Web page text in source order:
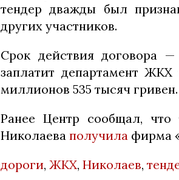
тендер дважды был
других участников.
Срок действия договора
заплатит департамент
миллионов 535 тысяч гривен.
Ранее Центр сообщал, что
Николаева получила фирма
дороги, ЖКХ, Николаев,